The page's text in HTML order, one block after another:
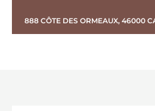
888 CÔTE DES ORMEAUX, 46000